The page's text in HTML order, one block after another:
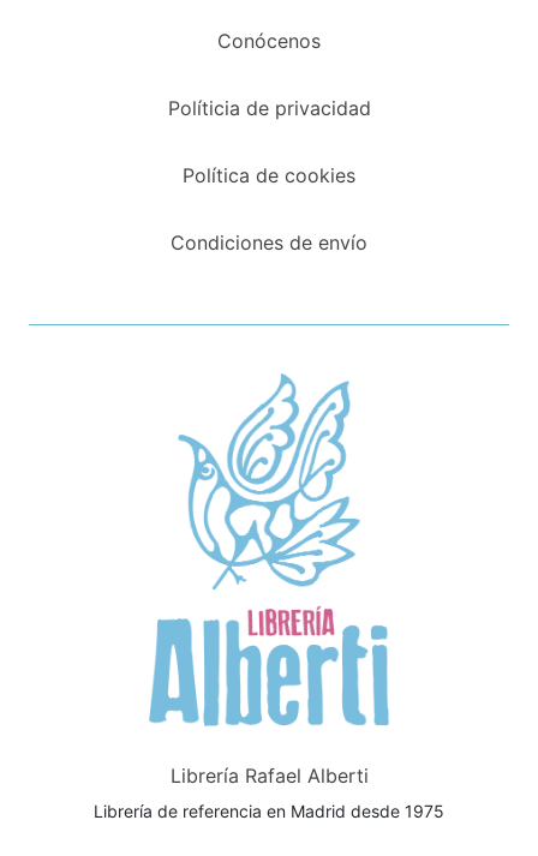
Conócenos
Políticia de privacidad
Política de cookies
Condiciones de envío
Librería Rafael Alberti
Librería de referencia en Madrid desde 1975